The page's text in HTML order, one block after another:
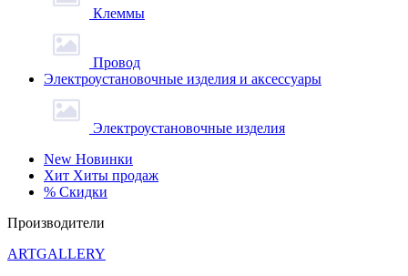
Клеммы
Провод
Электроустановочные изделия и аксессуары
Электроустановочные изделия
New Новинки
Хит Хиты продаж
% Скидки
Производители
ARTGALLERY